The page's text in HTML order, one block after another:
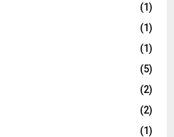
(1)
(1)
(1)
(5)
(2)
(2)
(1)